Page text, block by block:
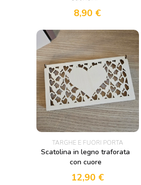
8,90 €
TARGHE E FUORI PORTA
Scatolina in legno traforata
con cuore
12,90 €